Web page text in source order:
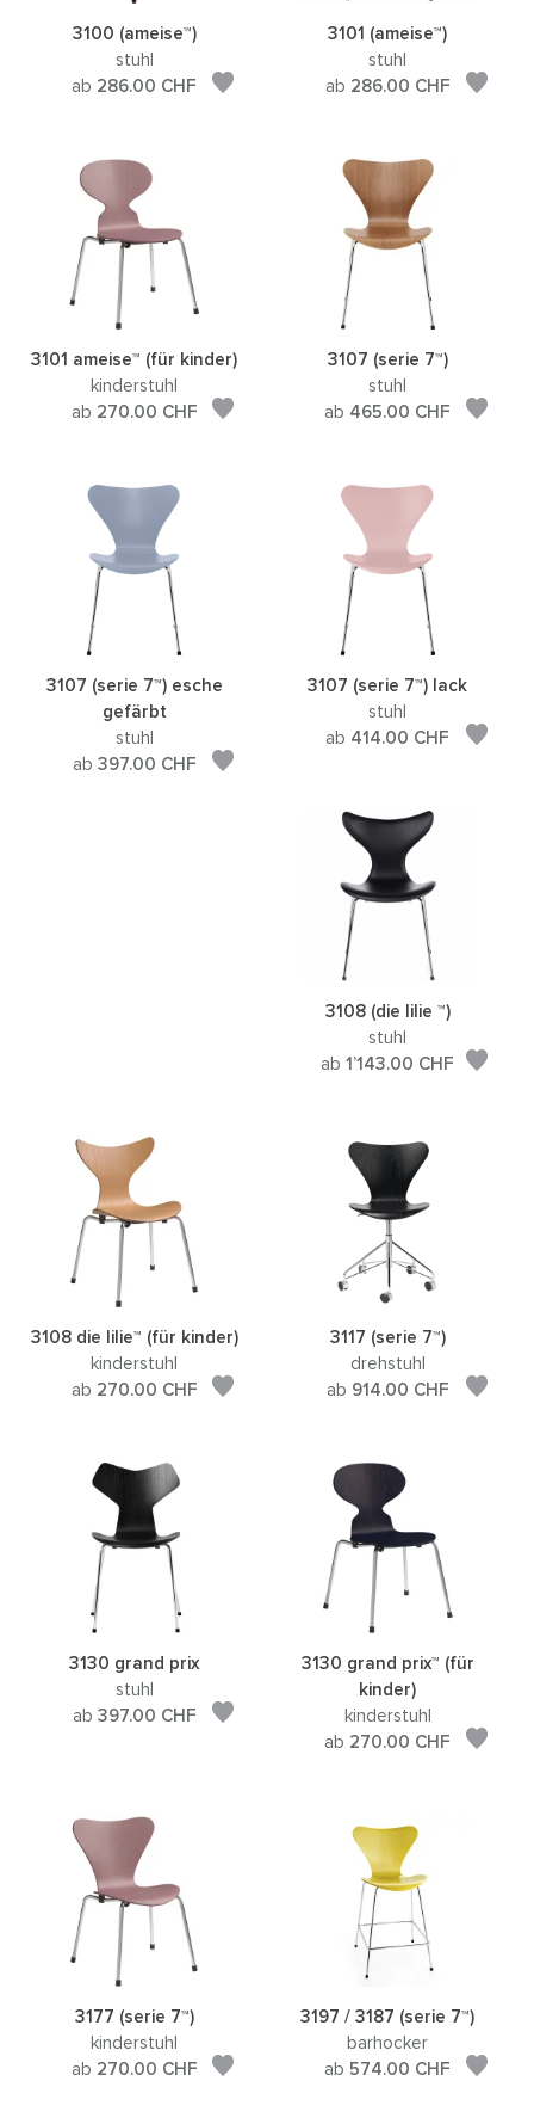
3100 (ameise™)
stuhl
ab 286.00 CHF
3101 (ameise™)
stuhl
ab 286.00 CHF
3101 ameise™ (für kinder)
kinderstuhl
ab 270.00 CHF
3107 (serie 7™)
stuhl
ab 465.00 CHF
3107 (serie 7™) esche
gefärbt
stuhl
ab 397.00 CHF
3107 (serie 7™) lack
stuhl
ab 414.00 CHF
3108 (die lilie ™)
stuhl
ab1’143.00 CHF
3108 die lilie™ (für kinder)
kinderstuhl
ab 270.00 CHF
3117 (serie 7™)
drehstuhl
ab 914.00 CHF
3130 grand prix
stuhl
ab 397.00 CHF
3130 grand prix™ (für
kinder)
kinderstuhl
ab 270.00 CHF
3177 (serie 7™)
kinderstuhl
ab 270.00 CHF
3197 / 3187 (serie 7™)
barhocker
ab 574.00 CHF